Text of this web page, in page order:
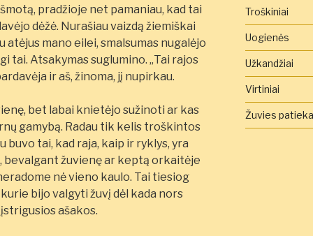
pradžioje net pamaniau, kad tai
dėžė. Nurašiau vaizdą žiemiškai
atėjus mano eilei, smalsumas nugalėjo
tai. Atsakymas suglumino. „Tai rajos
ir aš, žinoma, jį nupirkau.
bet labai knietėjo sužinoti ar kas
gamybą. Radau tik kelis troškintos
buvo tai, kad raja, kaip ir ryklys, yra
bevalgant žuvienę ar keptą orkaitėje
nė vieno kaulo. Tai tiesiog
bijo valgyti žuvį dėl kada nors
ašakos.
Troškiniai
Uogienės
Užkandžiai
Virtiniai
Žuvies